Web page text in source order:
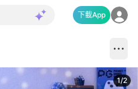
下載App
1/2